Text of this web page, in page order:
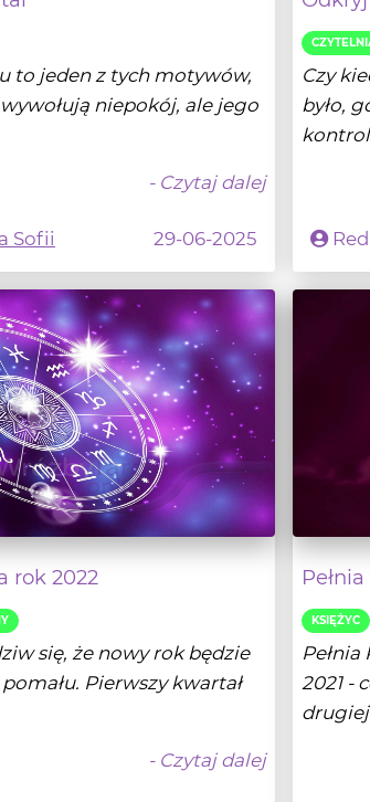
to jeden z tych motywów,
niepokój, ale jego
- Czytaj dalej
Sofii 29-06-2025
Czy
było,
rok 2022
się, że nowy rok będzie
Pierwszy kwartał
- Czytaj dalej
KSIĘŻYC
2021 -
drugiej